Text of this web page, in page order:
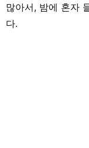
많아서, 밤에 혼자
다.